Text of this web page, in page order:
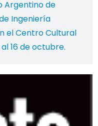
Argentino de
Ingeniería
el Centro Cultural
16 de octubre.